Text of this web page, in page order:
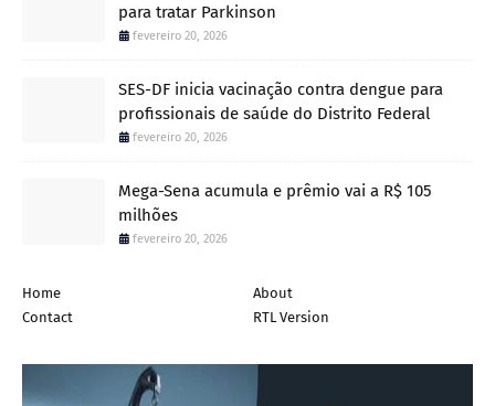
para tratar Parkinson
fevereiro 20, 2026
SES-DF inicia vacinação contra dengue para
profissionais de saúde do Distrito Federal
fevereiro 20, 2026
Mega-Sena acumula e prêmio vai a R$ 105
milhões
fevereiro 20, 2026
Home
About
Contact
RTL Version